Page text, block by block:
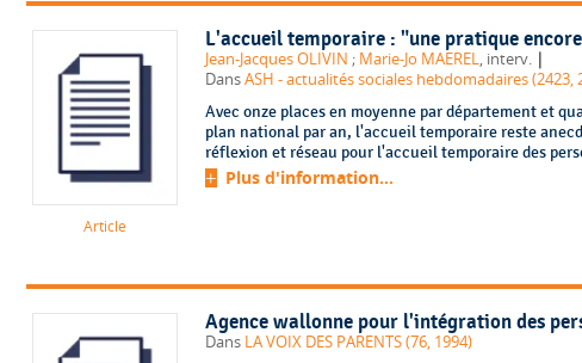
Article
L'accueil temporaire : "une pratique
Jean-Jacques OLIVIN ; Marie-Jo MAEREL, interv. |
DansASH - actualités sociales hebdomadaires (2423,
Avec onze places en moyenne par département et
plan national par an, l'accueil temporaire reste
réflexion et réseau pour l'accueil temporaire des
Plus d'information...
Agence wallonne pour l'intégration des
Dans LA VOIX DES PARENTS (76, 1994)